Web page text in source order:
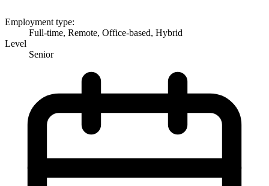
Employment type:
Full-time, Remote, Office-based, Hybrid
Level
Senior